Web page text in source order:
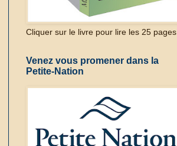
Cliquer sur le livre pour lire les 25 pages
Venez vous promener dans la
Petite-Nation